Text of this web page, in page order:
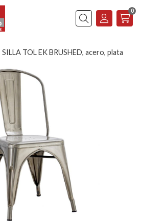
Buscar
0
SILLA TOL EK BRUSHED, acero, plata